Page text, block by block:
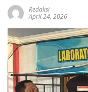
Redaksi
April 24, 2026